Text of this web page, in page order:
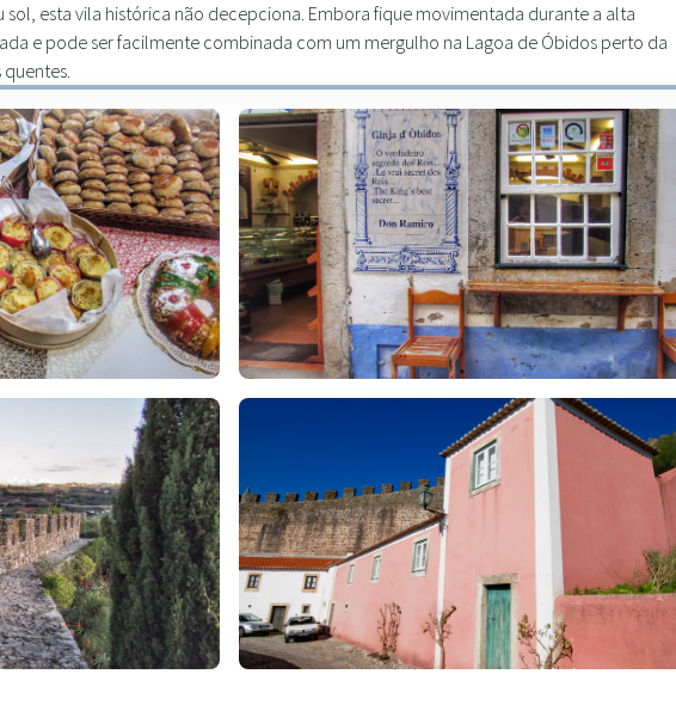
esta vila histórica não decepciona. Embora fique movimentada durante a alta
e pode ser facilmente combinada com um mergulho na Lagoa de Óbidos perto da